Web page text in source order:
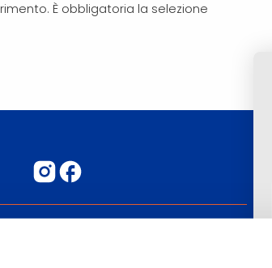
È obbligatoria la selezione